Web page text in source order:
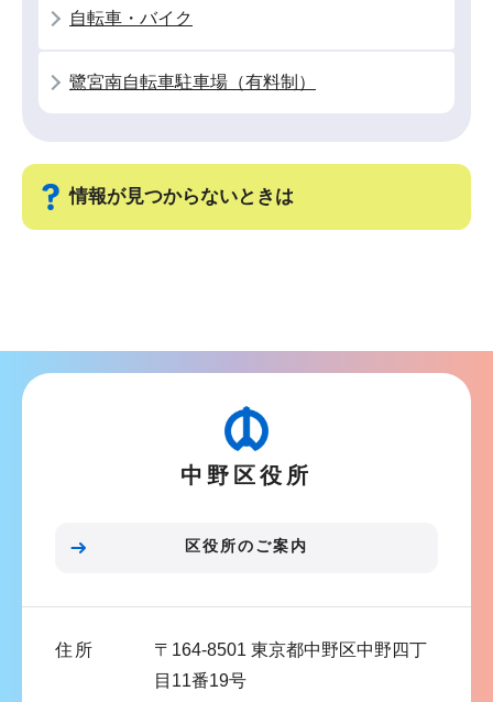
自転車・バイク
鷺宮南自転車駐車場（有料制）
情報が見つからないときは
ゲ
ま
中野区役所
区役所のご案内
住所
〒164-8501 東京都中野区中野四丁
目11番19号